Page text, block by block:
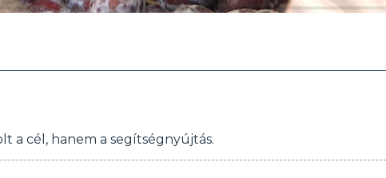
a cél, hanem a segítségnyújtás.